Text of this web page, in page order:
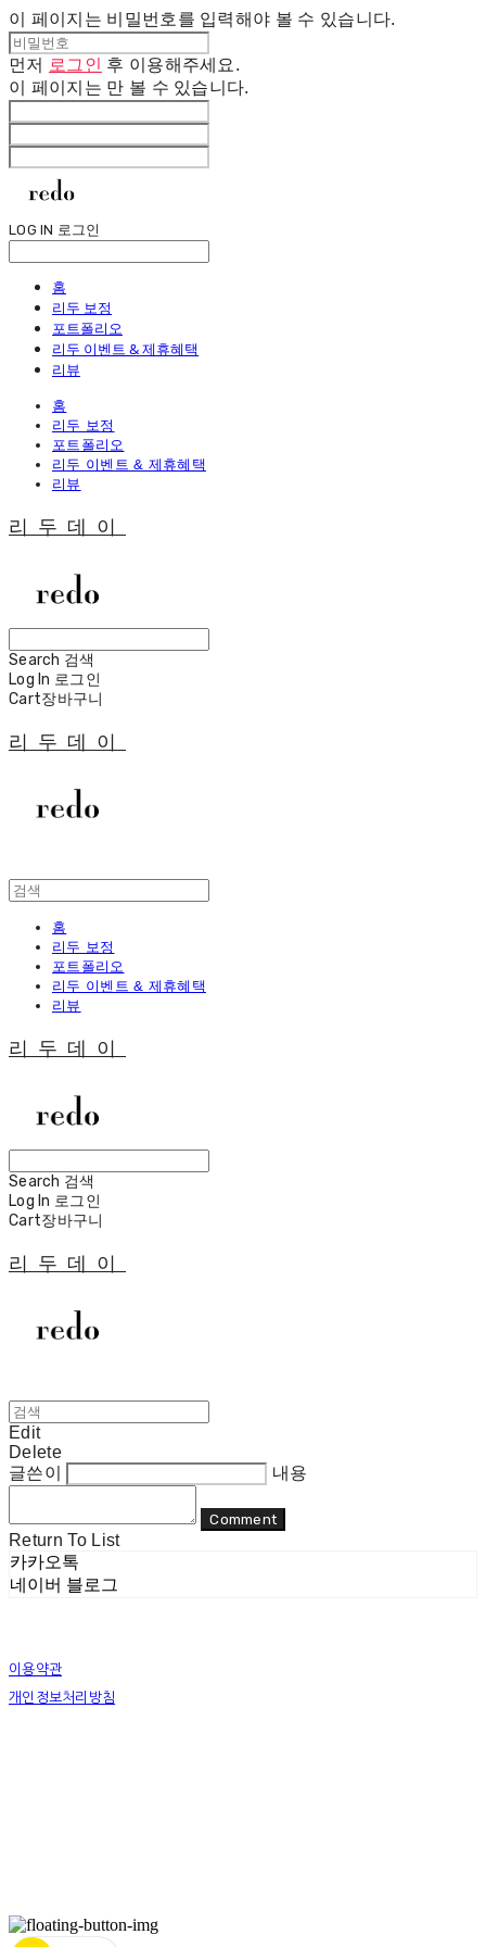
이 페이지는 비밀번호를 입력해야 볼 수 있습니다.
먼저 로그인 후 이용해주세요.
이 페이지는 만 볼 수 있습니다.
LOG IN 로그인
홈
리두 보정
포트폴리오
리두 이벤트 & 제휴혜택
리뷰
홈
리두 보정
포트폴리오
리두 이벤트 & 제휴혜택
리뷰
리두데이
Search 검색
Log In 로그인
Cart장바구니
리두데이
홈
리두 보정
포트폴리오
리두 이벤트 & 제휴혜택
리뷰
리두데이
Search 검색
Log In 로그인
Cart장바구니
리두데이
Edit
Delete
글쓴이
내용
Comment
Return To List
카카오톡
네이버 블로그
이용약관
개인정보처리방침